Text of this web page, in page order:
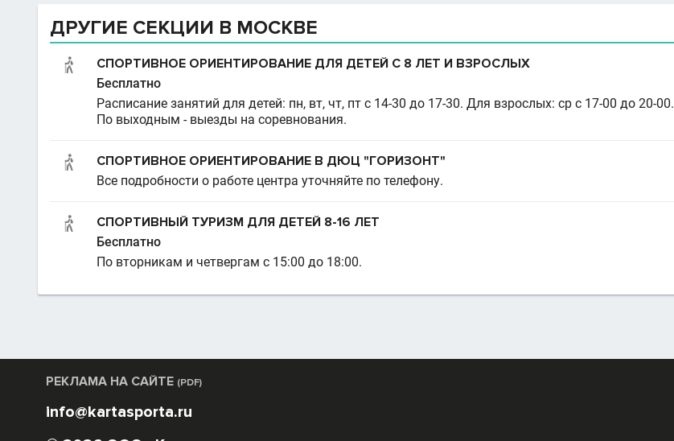
ДРУГИЕ СЕКЦИИ В МОСКВЕ
СПОРТИВНОЕ ОРИЕНТИРОВАНИЕ ДЛЯ ДЕТЕЙ С 8 ЛЕТ И ВЗРОСЛЫХ
Бесплатно
Расписание занятий для детей: пн, вт, чт, пт с 14-30 до 17-30. Для взрослых: ср с 17-00 до 20-00.
По выходным - выезды на соревнования.
СПОРТИВНОЕ ОРИЕНТИРОВАНИЕ В ДЮЦ "ГОРИЗОНТ"
Все подробности о работе центра уточняйте по телефону.
СПОРТИВНЫЙ ТУРИЗМ ДЛЯ ДЕТЕЙ 8-16 ЛЕТ
Бесплатно
По вторникам и четвергам с 15:00 до 18:00.
РЕКЛАМА НА САЙТЕ (PDF)
info@kartasporta.ru